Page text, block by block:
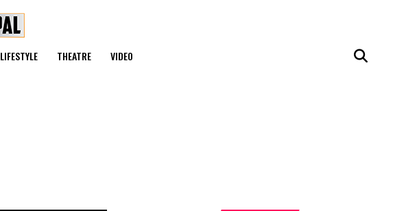
LIFESTYLE THEATRE VIDEO